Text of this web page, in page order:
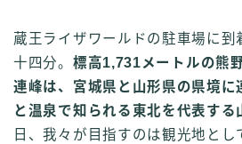
蔵王ライザワールドの駐車場に到
十四分。 標高1,731メートルの熊
連峰は、宮城県と山形県の県境に
と温泉で知られる東北を代表する
日、我々が目指すのは観光地とし